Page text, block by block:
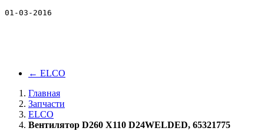
01-03-2016
← ELCO
Главная
Запчасти
ELCO
Вентилятор D260 X110 D24WELDED, 65321775